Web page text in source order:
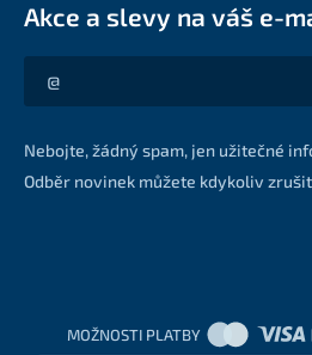
Akce a slevy na váš e-
Akce a slevy na váš e-mail z první ruky
Nebojte, žádný spam, jen užitečné
Odběr novinek můžete kdykoliv
MOŽNOSTI PLATBY